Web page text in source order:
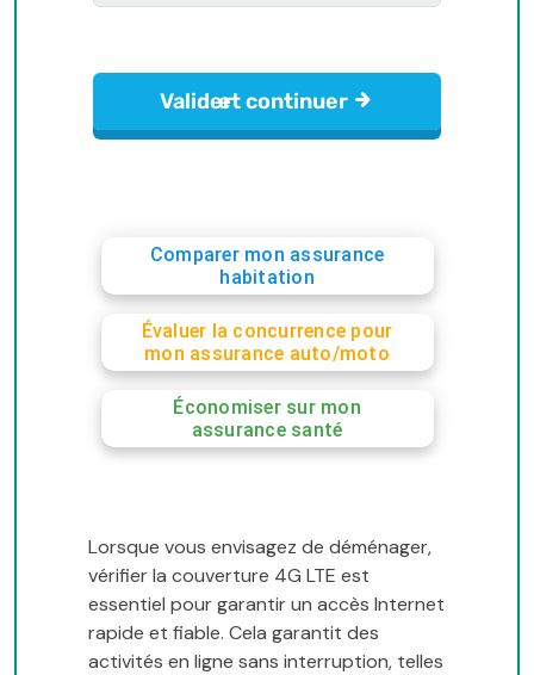
Comparer mon assurance
habitation
Évaluer la concurrence pour
mon assurance auto/moto
Économiser sur mon
assurance santé
Lorsque vous envisagez de déménager,
vérifier la couverture 4G LTE est
essentiel pour garantir un accès Internet
rapide et fiable. Cela garantit des
activités en ligne sans interruption, telles